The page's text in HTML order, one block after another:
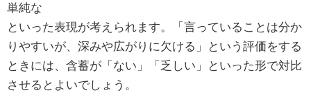
単純な
といった表現が考えられます。「言っていることは分か
りやすいが、深みや広がりに欠ける」という評価をする
ときには、含蓄が「ない」「乏しい」といった形で対比
させるとよいでしょう。